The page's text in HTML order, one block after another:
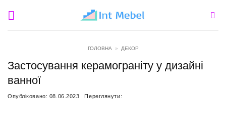
ГОЛОВНА » ДЕКОР
Застосування керамограніту у дизайні
ванної
Опубліковано: 08.06.2023 Переглянути: